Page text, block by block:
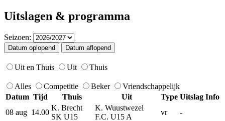
Uitslagen & programma
Seizoen:
Uit en Thuis Uit Thuis
Alles Competitie Beker
Vriendschappelijk
Datum Tijd Thuis Uit Type Uitslag Info
08 aug 14.00
K. Brecht
SK U15
K. Wuustwezel
F.C. U15 A
vr -